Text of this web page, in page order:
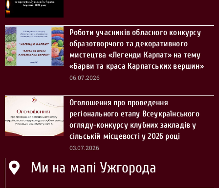
Роботи учасників обласного конкурсу
образотворчого та декоративного
мистецтва «Легенди Карпат» на тему
«Барви та краса Карпатських вершин»
06.07.2026
Оголошення про проведення
регіонального етапу Всеукраїнського
огляду-конкурсу клубних закладів у
сільській місцевості у 2026 році
03.07.2026
Ми на мапі Ужгорода